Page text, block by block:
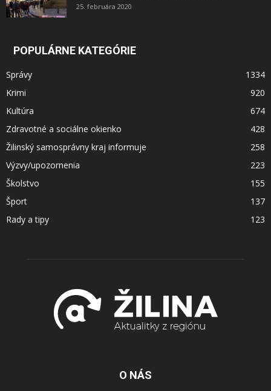
25. februára 2020
POPULÁRNE KATEGÓRIE
Správy
1334
Krimi
920
Kultúra
674
Zdravotné a sociálne okienko
428
Žilinský samosprávny kraj informuje
258
Výzvy/upozornenia
223
Školstvo
155
Šport
137
Rady a tipy
123
O NÁS